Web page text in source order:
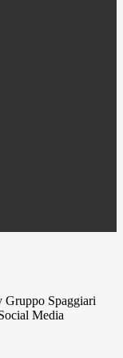
Gruppo Spaggiari
Media